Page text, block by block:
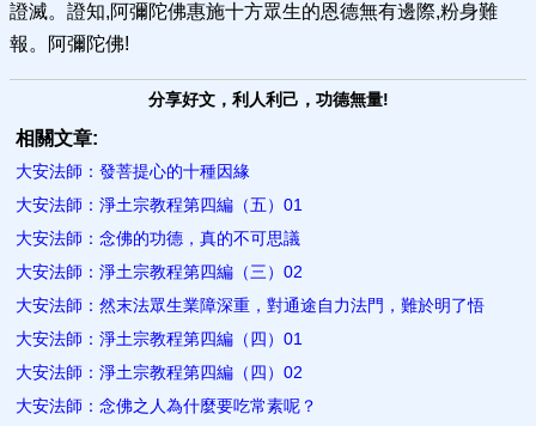
證滅。證知,阿彌陀佛惠施十方眾生的恩德無有邊際,粉身難
報。阿彌陀佛!
分享好文，利人利己，功德無量!
相關文章:
大安法師：發菩提心的十種因緣
大安法師：淨土宗教程第四編（五）01
大安法師：念佛的功德，真的不可思議
大安法師：淨土宗教程第四編（三）02
大安法師：然末法眾生業障深重，對通途自力法門，難於明了悟
大安法師：淨土宗教程第四編（四）01
大安法師：淨土宗教程第四編（四）02
大安法師：念佛之人為什麼要吃常素呢？